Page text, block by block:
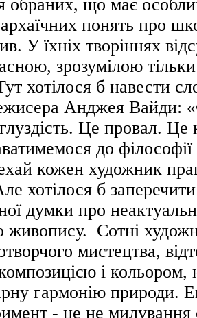
обраних, що має
понять про
У їхніх творіннях
зрозумілою тільки
хотілося б навести
Анджея Вайди:
Це провал. Це
до
кожен художник
хотілося б
думки про
живопису. Сотні
мистецтва,
і кольором,
гармонію природи.
- це не